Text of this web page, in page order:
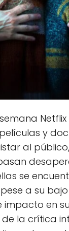
y
al
se
a su
impacto en
la crítica